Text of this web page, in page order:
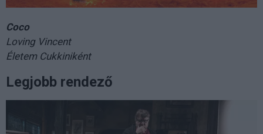
Coco
Loving Vincent
Életem Cukkiniként
Legjobb rendező